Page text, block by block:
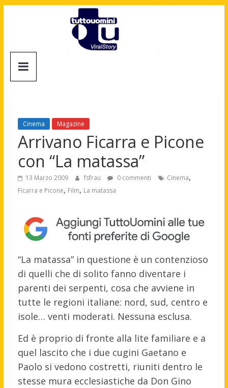
Tuttouomini
Motori,
gay
news
moda
maschile
Cinema Magazine
Arrivano Ficarra e Picone
con “La matassa”
13 Marzo 2009 fsfrau 0 commenti Cinema,
Ficarra e Picone, Film, La matassa
“La matassa” in questione è un contenzioso
di quelli che di solito fanno diventare i
parenti dei serpenti, cosa che avviene in
tutte le regioni italiane: nord, sud, centro e
isole… venti moderati. Nessuna esclusa.
Ed è proprio di fronte alla lite familiare e a
quel lascito che i due cugini Gaetano e
Paolo si vedono costretti, riuniti dentro le
stesse mura ecclesiastiche da Don Gino